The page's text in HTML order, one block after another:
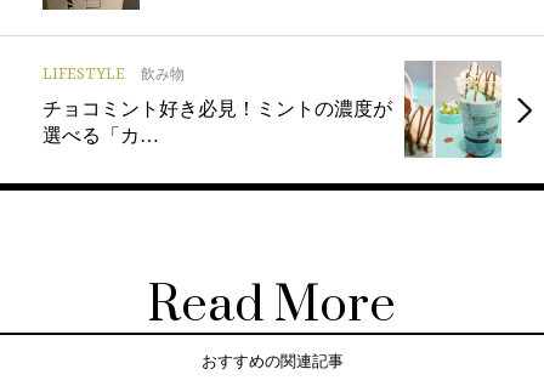
LIFESTYLE 飲み物
チョコミント好き必見！ミントの濃度が
選べる「カ…
Read More
おすすめの関連記事